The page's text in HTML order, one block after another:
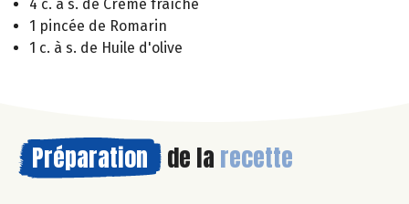
4 c. à s. de Crème fraîche
1 pincée de Romarin
1 c. à s. de Huile d'olive
Préparation de la recette